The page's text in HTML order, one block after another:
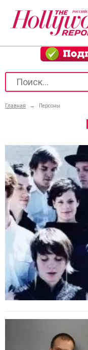
Главная → Персоны